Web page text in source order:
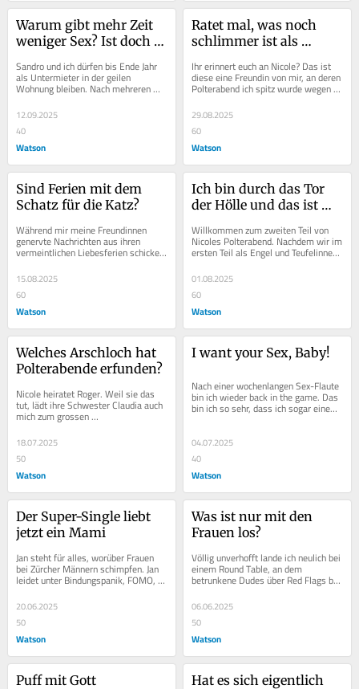
Warum gibt mehr Zeit
weniger Sex? Ist doch
Sandro und ich dürfen bis Ende Jahr
als Untermieter in der geilen
Wohnung bleiben. Nach mehreren
Monaten des unter einem Dach
Wohnens weiss ich...
12.09.2025
40
Watson
Ratet mal, was noch
schlimmer ist als
Ihr erinnert euch an Nicole? Das ist
diese eine Freundin von mir, an deren
Polterabend ich spitz wurde wegen
drei schlimmen Strippern. Aber
wisst...
29.08.2025
60
Watson
Sind Ferien mit dem
Schatz für die Katz?
Während mir meine Freundinnen
genervte Nachrichten aus ihren
vermeintlichen Liebesferien schicken,
geile...
15.08.2025
60
Watson
Ich bin durch das Tor
der Hölle und das ist
Willkommen zum zweiten Teil von
Nicoles Polterabend. Nachdem wir im
ersten Teil als Engel und Teufelinnen
und Marienkäfer (ich) durchs
Niederdorf...
01.08.2025
60
Watson
Welches Arschloch hat
Polterabende erfunden?
Nicole heiratet Roger. Weil sie das
tut, lädt ihre Schwester Claudia auch
mich zum grossen
Junggesellinnenabschied ein. Was
soll ich sagen?...
18.07.2025
50
Watson
I want your Sex, Baby!
Nach einer wochenlangen Sex-Flaute
bin ich wieder back in the game. Das
bin ich so sehr, dass ich sogar einem
Arztbesuch etwas Sexuelles...
04.07.2025
40
Watson
Der Super-Single liebt
jetzt ein Mami
Jan steht für alles, worüber Frauen
bei Zürcher Männern schimpfen. Jan
leidet unter Bindungspanik, FOMO,
hat nie Stutz, geschweige denn eine...
20.06.2025
50
Watson
Was ist nur mit den
Frauen los?
Völlig unverhofft lande ich neulich bei
einem Round Table, an dem
betrunkene Dudes über Red Flags bei
06.06.2025
50
Watson
Puff mit Gott
Hat es sich eigentlich